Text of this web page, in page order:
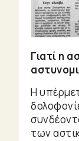
Γιατί η
Η
των